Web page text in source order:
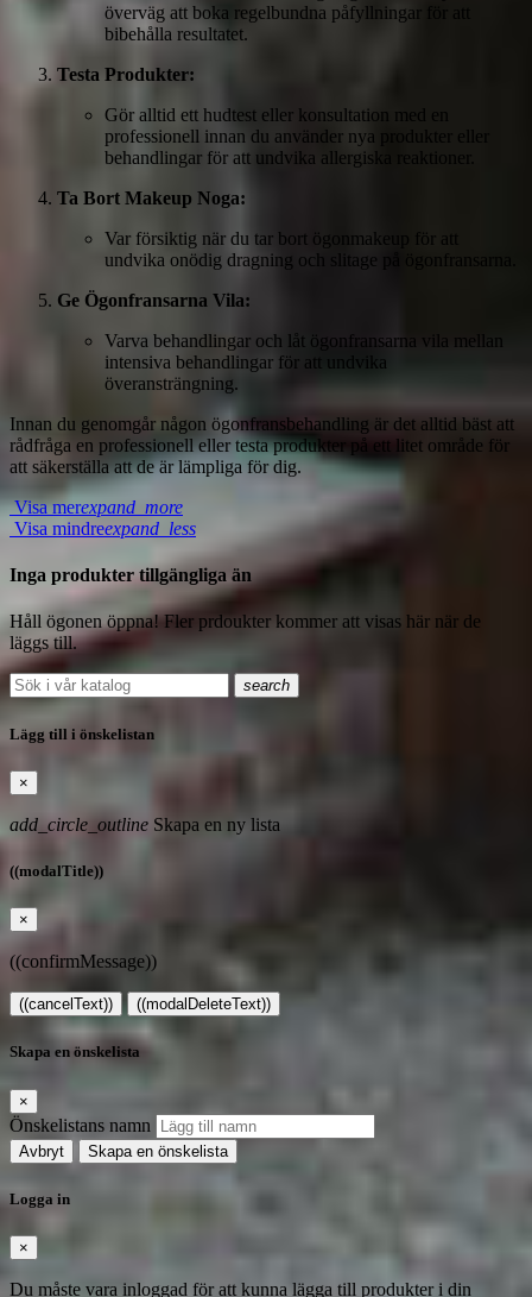
överväg att boka regelbundna påfyllningar för att
bibehålla resultatet.
Testa Produkter:
Gör alltid ett hudtest eller konsultation med en
professionell innan du använder nya produkter eller
behandlingar för att undvika allergiska reaktioner.
Ta Bort Makeup Noga:
Var försiktig när du tar bort ögonmakeup för att
undvika onödig dragning och slitage på ögonfransarna.
Ge Ögonfransarna Vila:
Varva behandlingar och låt ögonfransarna vila mellan
intensiva behandlingar för att undvika
överansträngning.
Innan du genomgår någon ögonfransbehandling är det alltid bäst att
rådfråga en professionell eller testa produkter på ett litet område för
att säkerställa att de är lämpliga för dig.
Visa merexpand_more
Visa mindreexpand_less
Inga produkter tillgängliga än
Håll ögonen öppna! Fler prdoukter kommer att visas här när de
läggs till.
search
Lägg till i önskelistan
×
add_circle_outline Skapa en ny lista
((modalTitle))
×
((confirmMessage))
((cancelText)) ((modalDeleteText))
Skapa en önskelista
×
Önskelistans namn
Avbryt Skapa en önskelista
Logga in
×
Du måste vara inloggad för att kunna lägga till produkter i din